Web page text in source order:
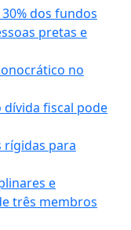
dos fundos
pretas e
no
fiscal pode
rígidas para
e
três membros